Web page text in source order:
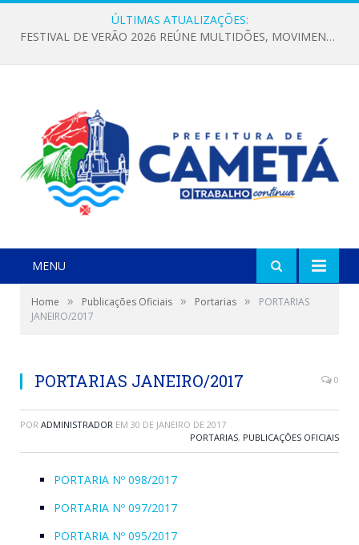
ÚLTIMAS ATUALIZAÇÕES:
FESTIVAL DE VERÃO 2026 REÚNE MULTIDÕES, MOVIMENTA A ECONOMIA E FORTALECE A CULTURA LOCAL
MENU
Home » Publicações Oficiais » Portarias »
PORTARIAS
JANEIRO/2017
PORTARIAS JANEIRO/2017 0
POR ADMINISTRADOR EM 30 DE JANEIRO DE 2017
PORTARIAS, PUBLICAÇÕES OFICIAIS
PORTARIA Nº 098/2017
PORTARIA Nº 097/2017
PORTARIA Nº 095/2017